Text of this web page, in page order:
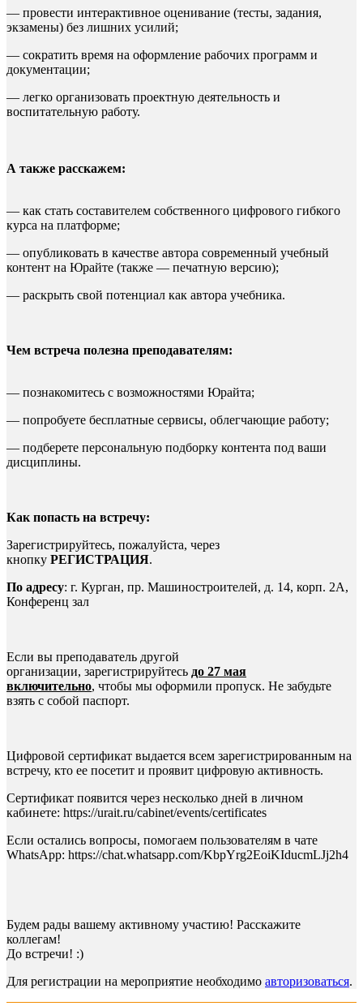
— провести интерактивное оценивание (тесты, задания,
экзамены) без лишних усилий;
— сократить время на оформление рабочих программ и
документации;
— легко организовать проектную деятельность и
воспитательную работу.
А также расскажем:
— как стать составителем собственного цифрового гибкого
курса на платформе;
— опубликовать в качестве автора современный учебный
контент на Юрайте (также — печатную версию);
— раскрыть свой потенциал как автора учебника.
Чем встреча полезна преподавателям:
— познакомитесь с возможностями Юрайта;
— попробуете бесплатные сервисы, облегчающие работу;
— подберете персональную подборку контента под ваши
дисциплины.
Как попасть на встречу:
Зарегистрируйтесь, пожалуйста, через
кнопку РЕГИСТРАЦИЯ.
По адресу: г. Курган, пр. Машиностроителей, д. 14, корп. 2А,
Конференц зал
Если вы преподаватель другой
организации, зарегистрируйтесь до 27 мая
включительно, чтобы мы оформили пропуск. Не забудьте
взять с собой паспорт.
Цифровой сертификат выдается всем зарегистрированным на
встречу, кто ее посетит и проявит цифровую активность.
Сертификат появится через несколько дней в личном
кабинете: https://urait.ru/cabinet/events/certificates
Если остались вопросы, помогаем пользователям в чате
WhatsApp: https://chat.whatsapp.com/KbpYrg2EoiKIducmLJj2h4
Будем рады вашему активному участию! Расскажите
коллегам!
До встречи! :)
Для регистрации на мероприятие необходимо авторизоваться.